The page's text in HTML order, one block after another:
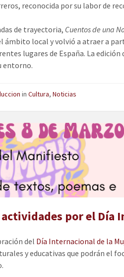
reconocida por su labor de
de trayectoria, Cuentos de una
ámbito local y volvió a atraer a
lugares de España. La
entorno.
inCultura,Noticias
por el Día
del Día Internacional de la
y educativas que podrán el